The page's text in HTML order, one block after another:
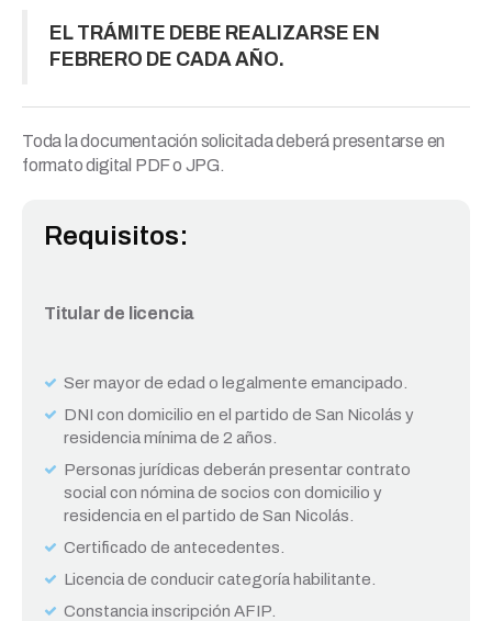
EL TRÁMITE DEBE REALIZARSE EN
FEBRERO DE CADA AÑO.
Toda la documentación solicitada deberá presentarse en
formato digital PDF o JPG.
Requisitos:
Titular de licencia
Ser mayor de edad o legalmente emancipado.
DNI con domicilio en el partido de San Nicolás y
residencia mínima de 2 años.
Personas jurídicas deberán presentar contrato
social con nómina de socios con domicilio y
residencia en el partido de San Nicolás.
Certificado de antecedentes.
Licencia de conducir categoría habilitante.
Constancia inscripción AFIP.